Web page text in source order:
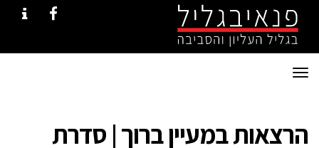
תפריט
הרצאות במעיין ברוך | סדרת